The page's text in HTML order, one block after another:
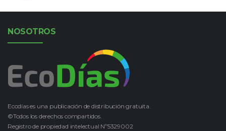
NOSOTROS
Ecodías es una publicación de distribución gratuita.
©Todos los derechos compartidos.
Registro de propiedad intelectual Nº5329002